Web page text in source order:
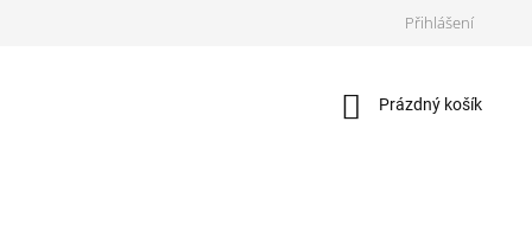
Přihlášení
Nákupní
Prázdný košík